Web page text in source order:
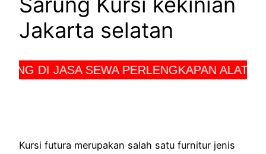
Jakarta selatan
DI JASA SEWA PERLENGKAPAN ALAT
Kursi futura merupakan salah satu furnitur jenis